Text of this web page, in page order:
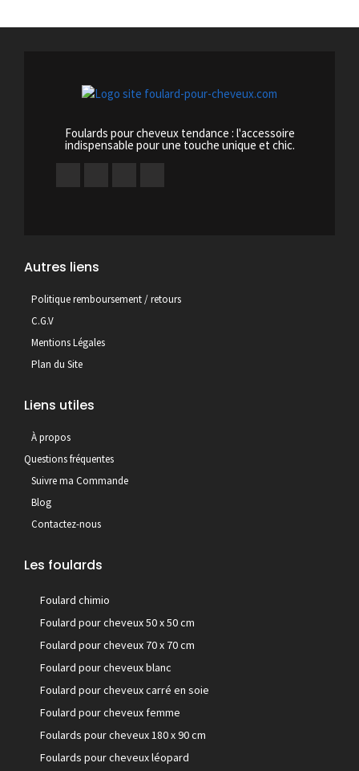
Foulards pour cheveux tendance : l'accessoire
indispensable pour une touche unique et chic.
Autres liens
Politique remboursement / retours
C.G.V
Mentions Légales
Plan du Site
Liens utiles
À propos
Questions fréquentes
Suivre ma Commande
Blog
Contactez-nous
Les foulards
Foulard chimio
Foulard pour cheveux 50 x 50 cm
Foulard pour cheveux 70 x 70 cm
Foulard pour cheveux blanc
Foulard pour cheveux carré en soie
Foulard pour cheveux femme
Foulards pour cheveux 180 x 90 cm
Foulards pour cheveux léopard